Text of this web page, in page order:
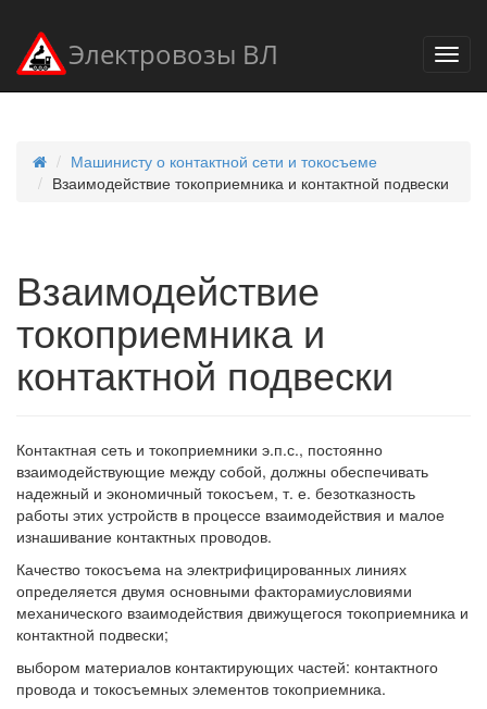
Электровозы ВЛ
Машинисту о контактной сети и токосъеме
Взаимодействие токоприемника и контактной подвески
Взаимодействие
токоприемника и
контактной подвески
Контактная сеть и токоприемники э.п.с., постоянно
взаимодействующие между собой, должны обеспечивать
надежный и экономичный токосъем, т. е. безотказность
работы этих устройств в процессе взаимодействия и малое
изнашивание контактных проводов.
Качество токосъема на электрифицированных линиях
определяется двумя основными факторамиусловиями
механического взаимодействия движущегося токоприемника и
контактной подвески;
выбором материалов контактирующих частей: контактного
провода и токосъемных элементов токоприемника.